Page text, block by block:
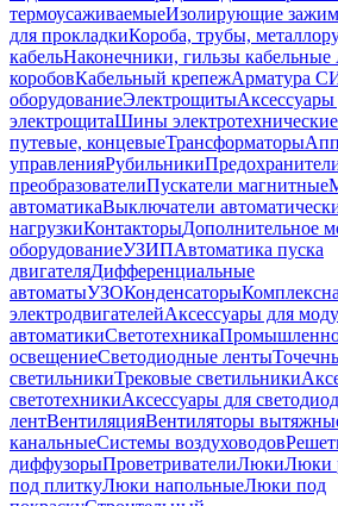
термоусаживаемыеИзолирующие
для прокладкиКороба, трубы,
кабельНаконечники, гильзы кабельные
коробовКабельный крепежАрматура
оборудованиеЭлектрощитыАксессуары
электрощитаШины электротехнические
путевые, концевыеТрансформаторы
управленияРубильники
преобразователиПускатели магнитные
автоматикаВыключатели
нагрузкиКонтакторыДополнительное
оборудованиеУЗИПАвтоматика пуска
двигателяДифференциальные
автоматыУЗОКонденсаторы
электродвигателейАксессуары для
автоматикиСветотехника
освещениеСветодиодные ленты
светильникиТрековые светильники
светотехникиАксессуары для
лентВентиляцияВентиляторы
канальныеСистемы воздуховодов
диффузорыПроветривателиЛюкиЛюки
под плиткуЛюки напольныеЛюки под